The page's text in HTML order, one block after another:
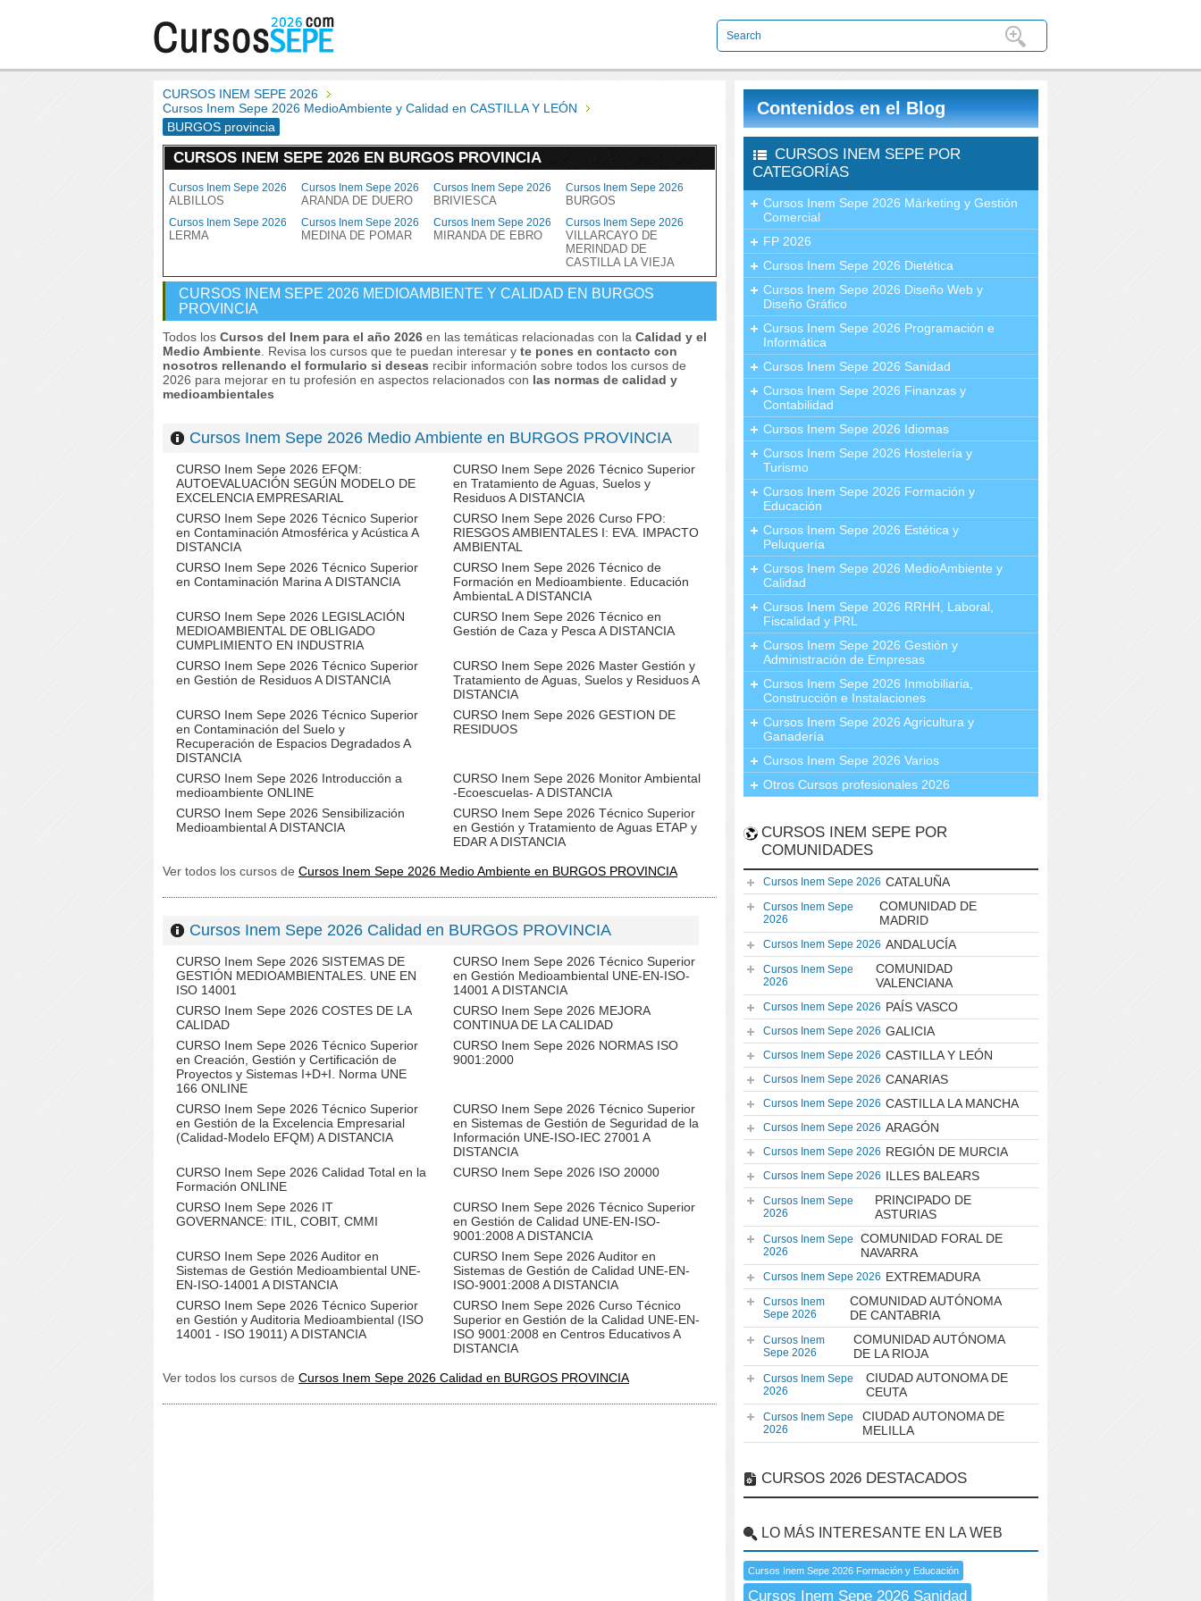
CURSOS INEM SEPE 2026
Cursos Inem Sepe 2026 MedioAmbiente y Calidad en CASTILLA Y LEÓN
BURGOS provincia
CURSOS INEM SEPE 2026 EN BURGOS PROVINCIA
Cursos Inem Sepe 2026
ALBILLOS
Cursos Inem Sepe 2026
ARANDA DE DUERO
Cursos Inem Sepe 2026
BRIVIESCA
Cursos Inem Sepe 2026
BURGOS
Cursos Inem Sepe 2026
LERMA
Cursos Inem Sepe 2026
MEDINA DE POMAR
Cursos Inem Sepe 2026
MIRANDA DE EBRO
Cursos Inem Sepe 2026
VILLARCAYO DE
MERINDAD DE
CASTILLA LA VIEJA
CURSOS INEM SEPE 2026 MEDIOAMBIENTE Y CALIDAD EN BURGOS
PROVINCIA
Todos los Cursos del Inem para el año 2026 en las temáticas relacionadas con la Calidad y el
Medio Ambiente . Revisa los cursos que te puedan interesar y te pones en contacto con
nosotros rellenando el formulario si deseas recibir información sobre todos los cursos de
2026 para mejorar en tu profesión en aspectos relacionados con las normas de calidad y
medioambientales
Cursos Inem Sepe 2026 Medio Ambiente en BURGOS PROVINCIA
CURSO Inem Sepe 2026 EFQM:
AUTOEVALUACIÓN SEGÚN MODELO DE
EXCELENCIA EMPRESARIAL
CURSO Inem Sepe 2026 Técnico Superior
en Tratamiento de Aguas, Suelos y
Residuos A DISTANCIA
CURSO Inem Sepe 2026 Técnico Superior
en Contaminación Atmosférica y Acústica A
DISTANCIA
CURSO Inem Sepe 2026 Curso FPO:
RIESGOS AMBIENTALES I: EVA. IMPACTO
AMBIENTAL
CURSO Inem Sepe 2026 Técnico Superior
en Contaminación Marina A DISTANCIA
CURSO Inem Sepe 2026 Técnico de
Formación en Medioambiente. Educación
AmbientaL A DISTANCIA
CURSO Inem Sepe 2026 LEGISLACIÓN
MEDIOAMBIENTAL DE OBLIGADO
CUMPLIMIENTO EN INDUSTRIA
CURSO Inem Sepe 2026 Técnico en
Gestión de Caza y Pesca A DISTANCIA
CURSO Inem Sepe 2026 Técnico Superior
en Gestión de Residuos A DISTANCIA
CURSO Inem Sepe 2026 Master Gestión y
Tratamiento de Aguas, Suelos y Residuos A
DISTANCIA
CURSO Inem Sepe 2026 Técnico Superior
en Contaminación del Suelo y
Recuperación de Espacios Degradados A
DISTANCIA
CURSO Inem Sepe 2026 GESTION DE
RESIDUOS
CURSO Inem Sepe 2026 Introducción a
medioambiente ONLINE
CURSO Inem Sepe 2026 Monitor Ambiental
-Ecoescuelas- A DISTANCIA
CURSO Inem Sepe 2026 Sensibilización
Medioambiental A DISTANCIA
CURSO Inem Sepe 2026 Técnico Superior
en Gestión y Tratamiento de Aguas ETAP y
EDAR A DISTANCIA
Ver todos los cursos de Cursos Inem Sepe 2026 Medio Ambiente en BURGOS PROVINCIA
Cursos Inem Sepe 2026 Calidad en BURGOS PROVINCIA
CURSO Inem Sepe 2026 SISTEMAS DE
GESTIÓN MEDIOAMBIENTALES. UNE EN
ISO 14001
CURSO Inem Sepe 2026 Técnico Superior
en Gestión Medioambiental UNE-EN-ISO-
14001 A DISTANCIA
CURSO Inem Sepe 2026 COSTES DE LA
CALIDAD
CURSO Inem Sepe 2026 MEJORA
CONTINUA DE LA CALIDAD
CURSO Inem Sepe 2026 Técnico Superior
en Creación, Gestión y Certificación de
Proyectos y Sistemas I+D+I. Norma UNE
166 ONLINE
CURSO Inem Sepe 2026 NORMAS ISO
9001:2000
CURSO Inem Sepe 2026 Técnico Superior
en Gestión de la Excelencia Empresarial
(Calidad-Modelo EFQM) A DISTANCIA
CURSO Inem Sepe 2026 Técnico Superior
en Sistemas de Gestión de Seguridad de la
Información UNE-ISO-IEC 27001 A
DISTANCIA
CURSO Inem Sepe 2026 Calidad Total en la
Formación ONLINE
CURSO Inem Sepe 2026 ISO 20000
CURSO Inem Sepe 2026 IT
GOVERNANCE: ITIL, COBIT, CMMI
CURSO Inem Sepe 2026 Técnico Superior
en Gestión de Calidad UNE-EN-ISO-
9001:2008 A DISTANCIA
CURSO Inem Sepe 2026 Auditor en
Sistemas de Gestión Medioambiental UNE-
EN-ISO-14001 A DISTANCIA
CURSO Inem Sepe 2026 Auditor en
Sistemas de Gestión de Calidad UNE-EN-
ISO-9001:2008 A DISTANCIA
CURSO Inem Sepe 2026 Técnico Superior
en Gestión y Auditoria Medioambiental (ISO
14001 - ISO 19011) A DISTANCIA
CURSO Inem Sepe 2026 Curso Técnico
Superior en Gestión de la Calidad UNE-EN-
ISO 9001:2008 en Centros Educativos A
DISTANCIA
Ver todos los cursos de Cursos Inem Sepe 2026 Calidad en BURGOS PROVINCIA
Contenidos en el Blog
CURSOS INEM SEPE POR
CATEGORÍAS
Cursos Inem Sepe 2026 Márketing y Gestión
Comercial
FP 2026
Cursos Inem Sepe 2026 Dietética
Cursos Inem Sepe 2026 Diseño Web y
Diseño Gráfico
Cursos Inem Sepe 2026 Programación e
Informática
Cursos Inem Sepe 2026 Sanidad
Cursos Inem Sepe 2026 Finanzas y
Contabilidad
Cursos Inem Sepe 2026 Idiomas
Cursos Inem Sepe 2026 Hostelería y
Turismo
Cursos Inem Sepe 2026 Formación y
Educación
Cursos Inem Sepe 2026 Estética y
Peluquería
Cursos Inem Sepe 2026 MedioAmbiente y
Calidad
Cursos Inem Sepe 2026 RRHH, Laboral,
Fiscalidad y PRL
Cursos Inem Sepe 2026 Gestión y
Administración de Empresas
Cursos Inem Sepe 2026 Inmobiliaria,
Construcción e Instalaciones
Cursos Inem Sepe 2026 Agricultura y
Ganadería
Cursos Inem Sepe 2026 Varios
Otros Cursos profesionales 2026
CURSOS INEM SEPE POR
COMUNIDADES
Cursos Inem Sepe 2026 CATALUÑA
Cursos Inem Sepe
2026
COMUNIDAD DE
MADRID
Cursos Inem Sepe 2026 ANDALUCÍA
Cursos Inem Sepe
2026
COMUNIDAD
VALENCIANA
Cursos Inem Sepe 2026 PAÍS VASCO
Cursos Inem Sepe 2026 GALICIA
Cursos Inem Sepe 2026 CASTILLA Y LEÓN
Cursos Inem Sepe 2026 CANARIAS
Cursos Inem Sepe 2026 CASTILLA LA MANCHA
Cursos Inem Sepe 2026 ARAGÓN
Cursos Inem Sepe 2026 REGIÓN DE MURCIA
Cursos Inem Sepe 2026 ILLES BALEARS
Cursos Inem Sepe
2026
PRINCIPADO DE
ASTURIAS
Cursos Inem Sepe
2026
COMUNIDAD FORAL DE
NAVARRA
Cursos Inem Sepe 2026 EXTREMADURA
Cursos Inem
Sepe 2026
COMUNIDAD AUTÓNOMA
DE CANTABRIA
Cursos Inem
Sepe 2026
COMUNIDAD AUTÓNOMA
DE LA RIOJA
Cursos Inem Sepe
2026
CIUDAD AUTONOMA DE
CEUTA
Cursos Inem Sepe
2026
CIUDAD AUTONOMA DE
MELILLA
CURSOS 2026 DESTACADOS
LO MÁS INTERESANTE EN LA WEB
Cursos Inem Sepe 2026 Formación y Educación
Cursos Inem Sepe 2026 Sanidad